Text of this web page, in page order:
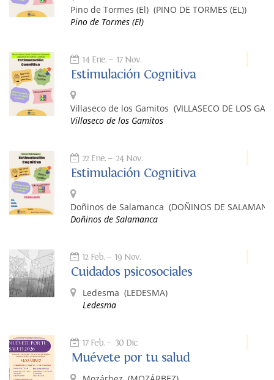
Pino de Tormes (El) (PINO DE TORMES (EL))
Pino de Tormes (El)
14 Ene. 17 Nov.
Estimulación Cognitiva
Villaseco de los Gamitos (VILLASECO DE LOS
Villaseco de los Gamitos
22 Ene. 24 Nov.
Estimulación Cognitiva
Doñinos de Salamanca (DOÑINOS DE
Doñinos de Salamanca
12 Feb. 19 Nov.
Cuidados psicosociales
Ledesma (LEDESMA)
Ledesma
17 Feb. 30 Dic.
Muévete por tu salud